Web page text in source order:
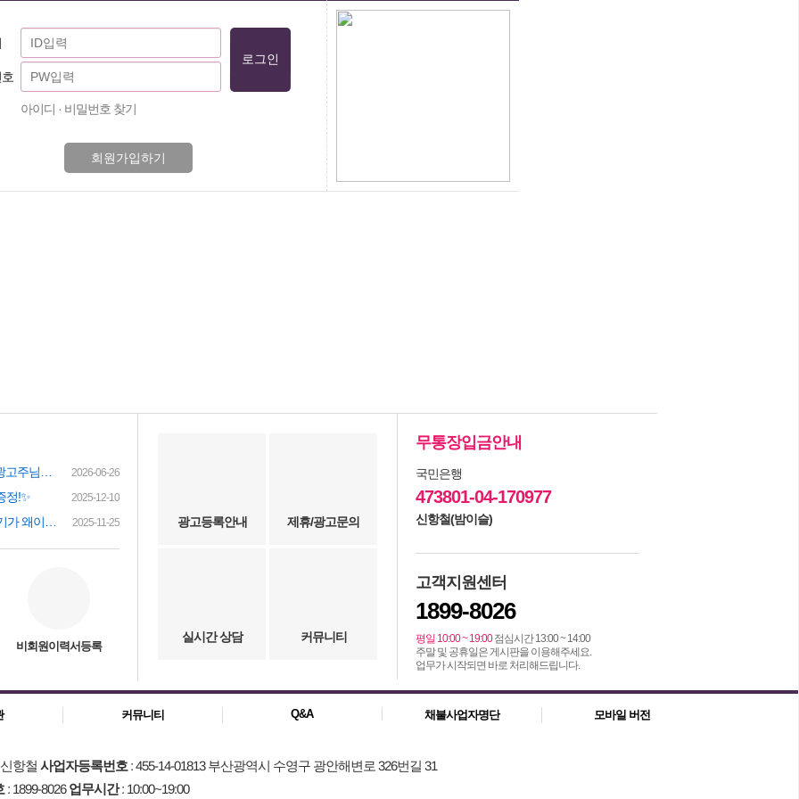
아이디 · 비밀번호 찾기
회원가입하기
2026-06-26
정!✨ 2025-12-10
2025-11-25
비회원이력서등록
광고등록안내 제휴/광고문의
실시간 상담 커뮤니티
무통장입금안내
국민은행
473801-04-170977
신항철(밤이슬)
고객지원센터
1899-8026
평일 10:00 ~ 19:00점심시간 13:00 ~ 14:00
주말 및 공휴일은 게시판을 이용해주세요.
업무가 시작되면 바로 처리해드립니다.
커뮤니티 Q&A 채불사업자명단 모바일 버전
항철사업자등록번호 : 455-14-01813 부산광역시 수영구 광안해변로 326번길 31
: 1899-8026업무시간: 10:00~19:00